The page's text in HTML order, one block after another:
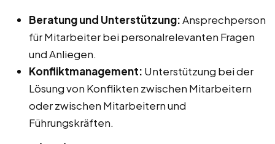
Beratung und Unterstützung:Ansprechperson
für Mitarbeiter bei personalrelevanten Fragen
und Anliegen.
Konfliktmanagement: Unterstützung bei der
Lösung von Konflikten zwischen Mitarbeitern
oder zwischen Mitarbeitern und
Führungskräften.